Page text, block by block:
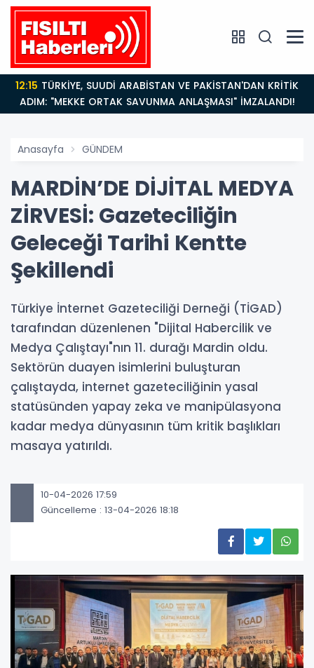
14:21BAKAN GÜRLEK’TEN TİGAD ÇALIŞTAYINDA Çarpıcı
AÇIKLAMALAR: "Pazar Günü Yeni Bir Aydınlığa
Uyanacağız"
Anasayfa GÜNDEM
MARDİN’DE DİJİTAL MEDYA
ZİRVESİ: Gazeteciliğin
Geleceği Tarihi Kentte
Şekillendi
Türkiye İnternet Gazeteciliği Derneği (TİGAD)
tarafından düzenlenen "Dijital Habercilik ve
Medya Çalıştayı"nın 11. durağı Mardin oldu.
Sektörün duayen isimlerini buluşturan
çalıştayda, internet gazeteciliğinin yasal
statüsünden yapay zeka ve manipülasyona
kadar medya dünyasının tüm kritik başlıkları
masaya yatırıldı.
10-04-2026 17:59
Güncelleme : 13-04-2026 18:18